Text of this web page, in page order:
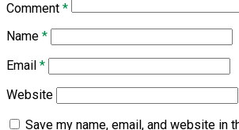
Comment *
Name *
Email *
Website
Save my name, email, and website in